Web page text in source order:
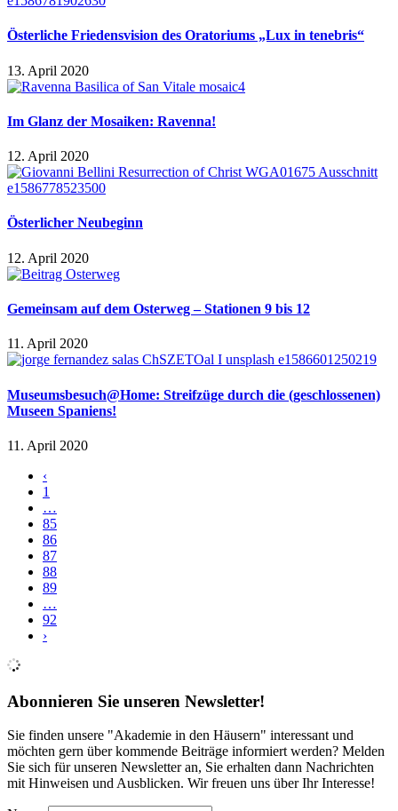
Österliche Friedensvision des Oratoriums „Lux in tenebris“
13. April 2020
Im Glanz der Mosaiken: Ravenna!
12. April 2020
Österlicher Neubeginn
12. April 2020
Gemeinsam auf dem Osterweg – Stationen 9 bis 12
11. April 2020
Museumsbesuch@Home: Streifzüge durch die (geschlossenen)
Museen Spaniens!
11. April 2020
‹
1
…
85
86
87
88
89
…
92
›
Abonnieren Sie unseren Newsletter!
Sie finden unsere "Akademie in den Häusern" interessant und
möchten gern über kommende Beiträge informiert werden? Melden
Sie sich für unseren Newsletter an, Sie erhalten dann Nachrichten
mit Hinweisen und Ausblicken. Wir freuen uns über Ihr Interesse!